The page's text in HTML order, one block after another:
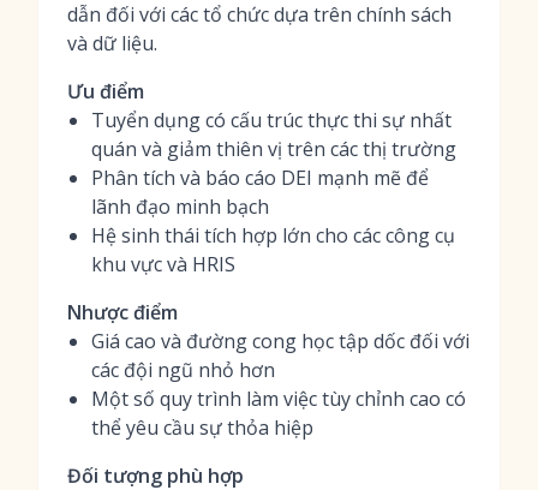
dẫn đối với các tổ chức dựa trên chính sách
và dữ liệu.
Ưu điểm
Tuyển dụng có cấu trúc thực thi sự nhất
quán và giảm thiên vị trên các thị trường
Phân tích và báo cáo DEI mạnh mẽ để
lãnh đạo minh bạch
Hệ sinh thái tích hợp lớn cho các công cụ
khu vực và HRIS
Nhược điểm
Giá cao và đường cong học tập dốc đối với
các đội ngũ nhỏ hơn
Một số quy trình làm việc tùy chỉnh cao có
thể yêu cầu sự thỏa hiệp
Đối tượng phù hợp